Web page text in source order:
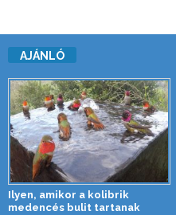
AJÁNLÓ
Ilyen, amikor a kolibrik
medencés bulit tartanak